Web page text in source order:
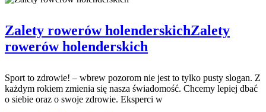
Zalety rowerów holenderskichZalety
rowerów holenderskich
Sport to zdrowie! – wbrew pozorom nie jest to tylko pusty slogan. Z
każdym rokiem zmienia się nasza świadomość. Chcemy lepiej dbać
o siebie oraz o swoje zdrowie. Eksperci w